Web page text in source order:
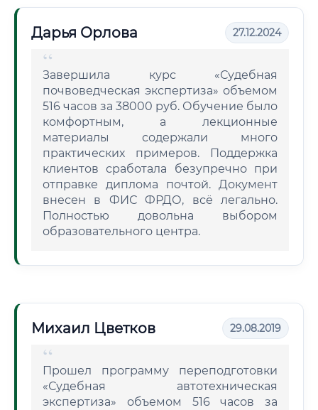
Дарья Орлова 27.12.2024
Завершила курс «Судебная
почвоведческая экспертиза» объемом
516 часов за 38000 руб. Обучение было
комфортным, а лекционные
материалы содержали много
практических примеров. Поддержка
клиентов сработала безупречно при
отправке диплома почтой. Документ
внесен в ФИС ФРДО, всё легально.
Полностью довольна выбором
образовательного центра.
Михаил Цветков 29.08.2019
Прошел программу переподготовки
«Судебная автотехническая
экспертиза» объемом 516 часов за